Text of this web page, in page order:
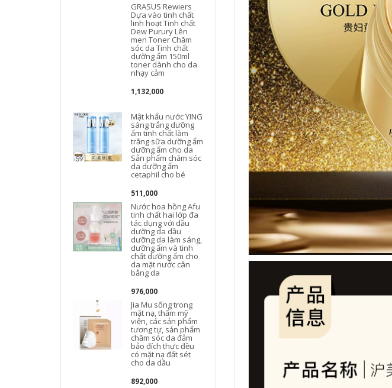
GRASUS Rewiers
Dựa vào tinh chất
linh hoạt Tinh chất
Dew Purury Lên
men Toner Chăm
sóc da Tinh chất
dưỡng ẩm 150ml
toner dành cho da
nhạy cảm
1,132,000
Mật khẩu nước YING
sáng trắng dưỡng
ẩm tinh chất làm
trắng sữa dưỡng ẩm
dưỡng ẩm cho da
Sản phẩm chăm sóc
da dưỡng ẩm
cetaphil cho bé
511,000
Nước hoa hồng Afu
tinh chất hai lớp đa
tác dụng với dầu
dưỡng da dầu
dưỡng da làm sáng,
dưỡng ẩm và tinh
chất dưỡng ẩm cho
da mặt nước cân
bằng da
976,000
Jia Mu sống trong
mặt nạ, thẩm mỹ
viện, các sản phẩm
tương tự, sản phẩm
chăm sóc da đảm
bảo đích thực đều
có mặt nạ đất sét
cho da dầu
892,000
Wis Cleanser nam
kiểm soát dầu mụn
dưỡng ẩm làm sạch
sữa Nam đặc biệt
chăm sóc da Sản
phẩm làm sạch sâu
chính hãng srm trà
xanh
427,000
Jialan du ting rửa
kem Galandutin
Hàn Quốc nhập
khẩu trẻ hóa làm
sạch làm sạch và
làm sạch sâu sữa
rửa mặt sủi bọt
Net Chất thải sữa
Sữa Làm sạch sâu
Hợp đồng Kiểm soát
lỗ chân lông Amino
Acid Cleanser sữa
rửa mặt cho da dầu
435,000
nam WIS Sữa rửa
sạch chính hãng
Làm sạch Mousse
Mousse Làm sạch
Kiểm soát lỗ chân
lông nam và nữ sữa
rửa mặt perfect
white
AKF Ziku Oil Sữa tím
Amino Acid Hàn